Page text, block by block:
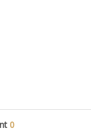
0